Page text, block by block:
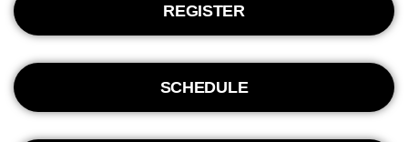
REGISTER
SCHEDULE